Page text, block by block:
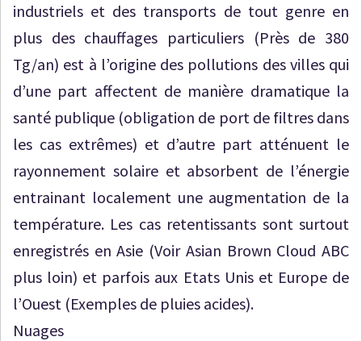
industriels et des transports de tout genre en
plus des chauffages particuliers (Près de 380
Tg/an) est à l’origine des pollutions des villes qui
d’une part affectent de manière dramatique la
santé publique (obligation de port de filtres dans
les cas extrêmes) et d’autre part atténuent le
rayonnement solaire et absorbent de l’énergie
entrainant localement une augmentation de la
température. Les cas retentissants sont surtout
enregistrés en Asie (Voir Asian Brown Cloud ABC
plus loin) et parfois aux Etats Unis et Europe de
l’Ouest (Exemples de pluies acides).
Nuages